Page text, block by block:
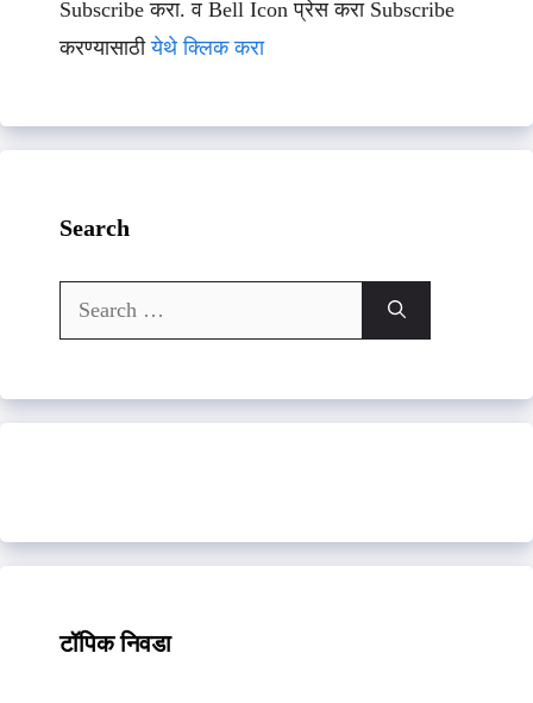
Subscribe करा. व Bell Icon प्रेस करा Subscribe
करण्यासाठीयेथे क्लिक करा
Search
Search
for:
टॉपिक निवडा